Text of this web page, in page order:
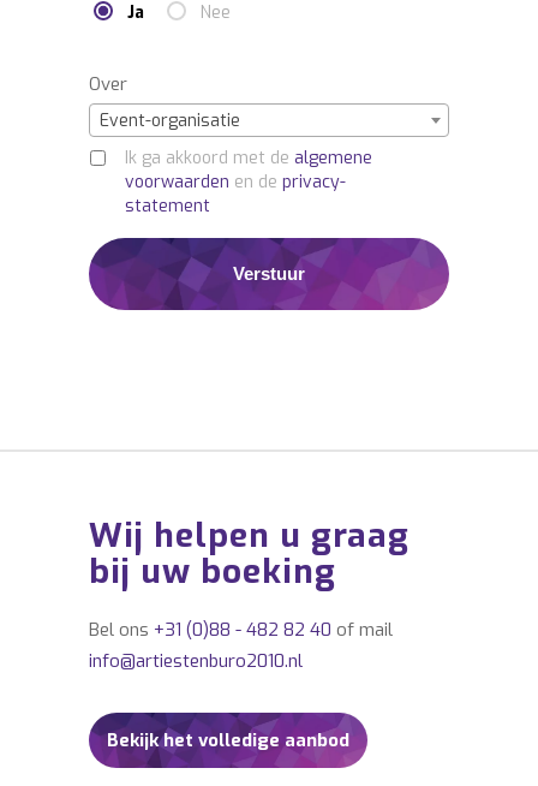
Ja Nee
Over
Event-organisatie
Ik ga akkoord met de algemene
voorwaarden en de privacy-
statement
Wij helpen u graag
bij uw boeking
Bel ons +31 (0)88 - 482 82 40 of mail
info@artiestenburo2010.nl
Bekijk het volledige aanbod